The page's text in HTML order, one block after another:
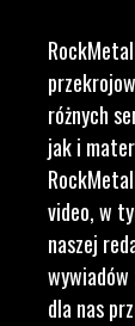
różnych
jak i
video, w
naszej
dla nas